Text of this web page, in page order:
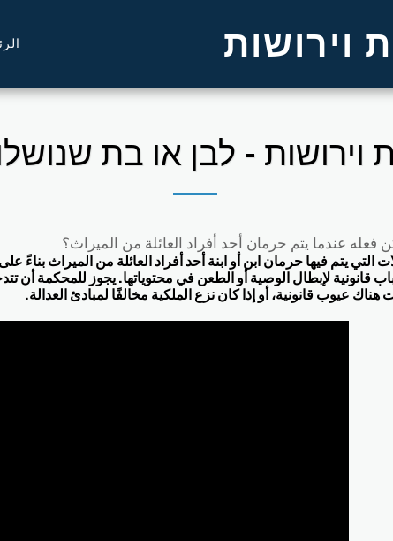
וירושות
וירושות - לבן או בת
فعله عندما يتم حرمان أحد أفراد العائلة من الميراث؟
التي يتم فيها حرمان ابن أو ابنة أحد أفراد العائلة من الميراث
قانونية لإبطال الوصية أو الطعن في محتوياتها. يجوز للمحكمة أن
هناك عيوب قانونية، أو إذا كان نزع الملكية مخالفًا لمبادئ العدالة.